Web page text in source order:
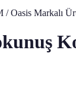
/ Oasis Markalı